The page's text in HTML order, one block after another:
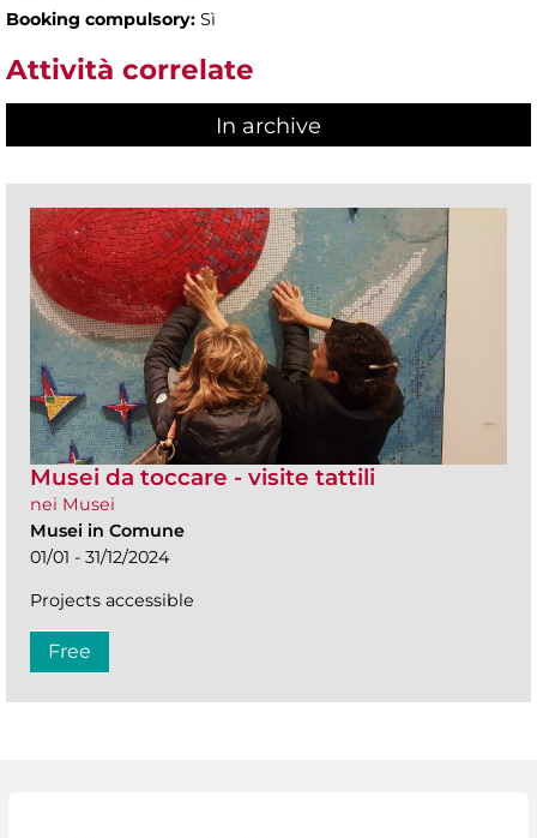
Booking compulsory: Sì
Attività correlate
In archive
Musei da toccare - visite tattili
nei Musei
Musei in Comune
01/01 - 31/12/2024
Projects accessible
Free